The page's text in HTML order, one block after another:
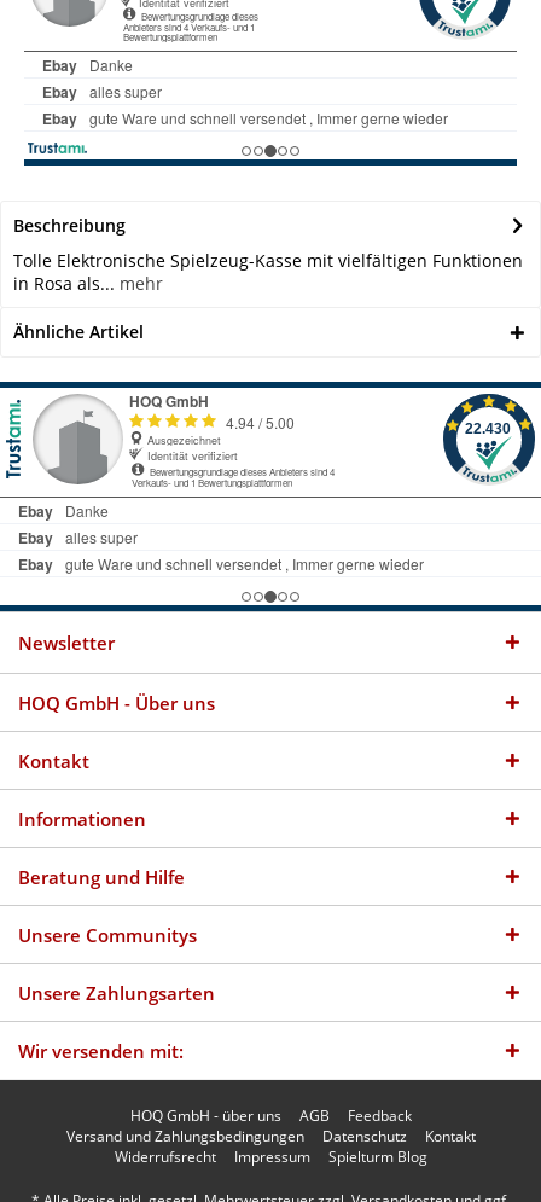
Beschreibung
Tolle Elektronische Spielzeug-Kasse mit vielfältigen Funktionen
in Rosa als... mehr
Ähnliche Artikel
Newsletter
HOQ GmbH - Über uns
Kontakt
Informationen
Beratung und Hilfe
Unsere Communitys
Unsere Zahlungsarten
Wir versenden mit:
HOQ GmbH - über uns AGB
Feedback
Versand und Zahlungsbedingungen
Datenschutz
Kontakt
Widerrufsrecht
Impressum Spielturm Blog